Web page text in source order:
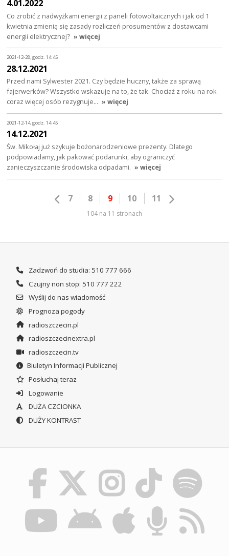
4.01.2022
Co zrobić z nadwyżkami energii z paneli fotowoltaicznych i jak od 1
kwietnia zmienią się zasady rozliczeń prosumentów z dostawcami
energii elektrycznej? » więcej
2021-12-28, godz. 14:45
28.12.2021
Przed nami Sylwester 2021. Czy będzie huczny, także za sprawą
fajerwerków? Wszystko wskazuje na to, że tak. Chociaż z roku na rok
coraz więcej osób rezygnuje… » więcej
2021-12-14, godz. 14:45
14.12.2021
Św. Mikołaj już szykuje bożonarodzeniowe prezenty. Dlatego
podpowiadamy, jak pakować podarunki, aby ograniczyć
zanieczyszczanie środowiska odpadami. » więcej
7 8 9 10 11
104 na 11 stronach
Zadzwoń do studia: 510 777 666
Czujny non stop: 510 777 222
Wyślij do nas wiadomość
Prognoza pogody
radioszczecin.pl
radioszczecinextra.pl
radioszczecin.tv
Biuletyn Informacji Publicznej
Posłuchaj teraz
Logowanie
DUŻA CZCIONKA
DUŻY KONTRAST